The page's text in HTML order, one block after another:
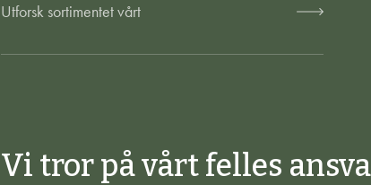
Utforsk sortimentet vårt
Vi tror på vårt felles